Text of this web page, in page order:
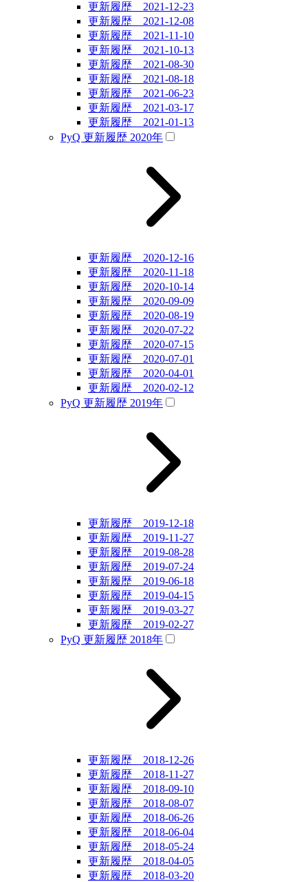
更新履歴 2021-12-23
更新履歴 2021-12-08
更新履歴 2021-11-10
更新履歴 2021-10-13
更新履歴 2021-08-30
更新履歴 2021-08-18
更新履歴 2021-06-23
更新履歴 2021-03-17
更新履歴 2021-01-13
PyQ 更新履歴 2020年
更新履歴 2020-12-16
更新履歴 2020-11-18
更新履歴 2020-10-14
更新履歴 2020-09-09
更新履歴 2020-08-19
更新履歴 2020-07-22
更新履歴 2020-07-15
更新履歴 2020-07-01
更新履歴 2020-04-01
更新履歴 2020-02-12
PyQ 更新履歴 2019年
更新履歴 2019-12-18
更新履歴 2019-11-27
更新履歴 2019-08-28
更新履歴 2019-07-24
更新履歴 2019-06-18
更新履歴 2019-04-15
更新履歴 2019-03-27
更新履歴 2019-02-27
PyQ 更新履歴 2018年
更新履歴 2018-12-26
更新履歴 2018-11-27
更新履歴 2018-09-10
更新履歴 2018-08-07
更新履歴 2018-06-26
更新履歴 2018-06-04
更新履歴 2018-05-24
更新履歴 2018-04-05
更新履歴 2018-03-20